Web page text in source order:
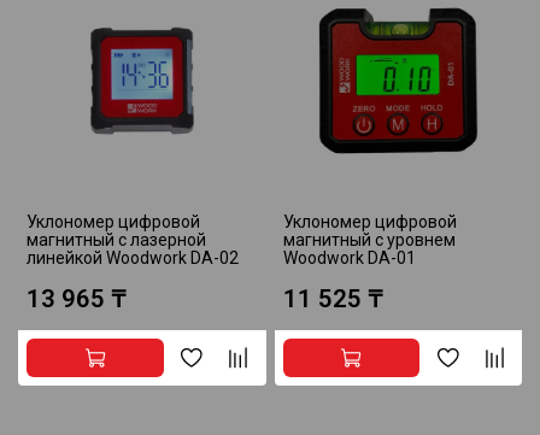
Уклономер цифровой
магнитный с лазерной
линейкой Woodwork DA-02
13 965 ₸
Уклономер цифровой
магнитный с уровнем
Woodwork DA-01
11 525 ₸